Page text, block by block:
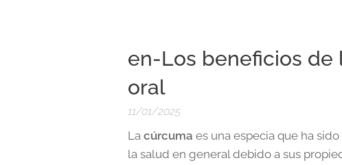
en-Los beneficios de
oral
11/01/2025
La cúrcuma es una especia que ha
la salud en general debido a sus